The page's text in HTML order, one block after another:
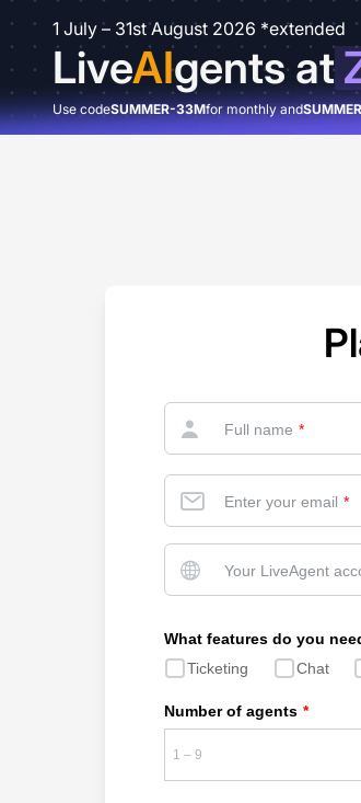
1 July – 31st August 2026 *extended
LiveAIgents at
Use codeSUMMER-33Mfor monthly and